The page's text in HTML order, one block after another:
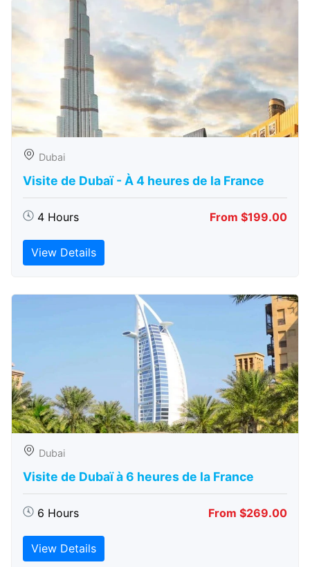
Dubai
Visite de Dubaï - À 4 heures de la France
4 Hours From $199.00
View Details
Dubai
Visite de Dubaï à 6 heures de la France
6 Hours From $269.00
View Details